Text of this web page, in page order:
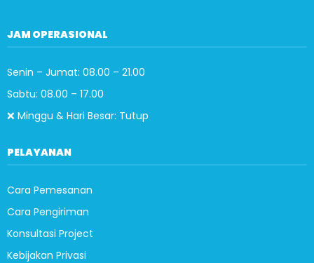
JAM OPERASIONAL
Senin – Jumat: 08.00 – 21.00
Sabtu: 08.00 – 17.00
❌ Minggu & Hari Besar: Tutup
PELAYANAN
Cara Pemesanan
Cara Pengiriman
Konsultasi Project
Kebijakan Privasi